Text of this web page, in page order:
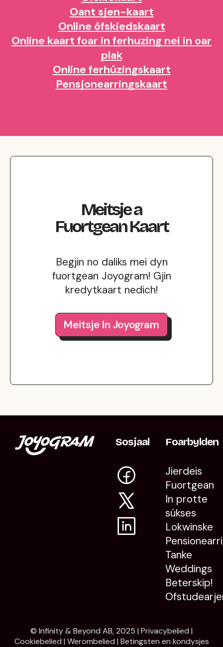
Oant sjen-kaart
Online ôfskiedskaart
Online kaart foar in ferhuzing nei in oar
plak
Online ferhúzingskaart
Pensjonearringskaart
Meitsjea
FuortgeanKaart
Begjin no daliks mei dyn
fuortgean Joyogram! Gjin
kredytkaart nedich!
Meitsje In Joyogram
Sosjaal Foarbylden
Jierdeis
Fuortgean
In protte
súkses
Lokwinske
Tanke
Weddings
Beterskip!
© Infinity & Beyond AB, 2025 | Privacybelied |
Cookiebelied | Werombelied | Betingsten en kondysjes